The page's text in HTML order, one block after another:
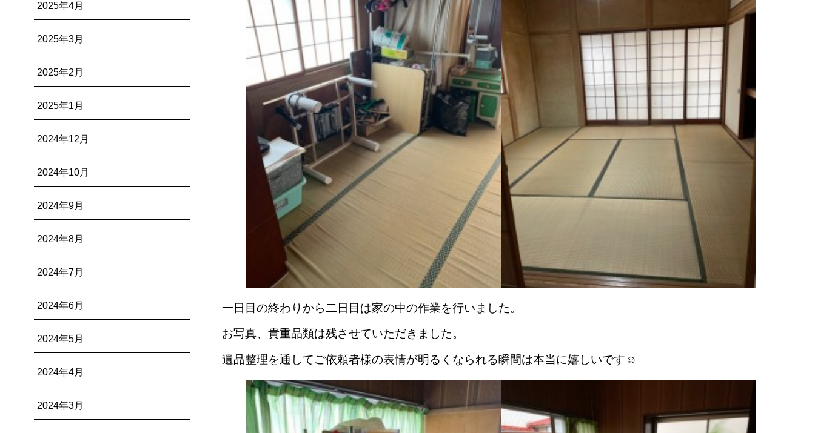
2025年4月
2025年3月
2025年2月
2025年1月
2024年12月
2024年10月
2024年9月
2024年8月
2024年7月
2024年6月
2024年5月
2024年4月
2024年3月
一日目の終わりから二日目は家の中の作業を行いました。
お写真、貴重品類は残させていただきました。
遺品整理を通してご依頼者様の表情が明るくなられる瞬間は本当に嬉しいです☺